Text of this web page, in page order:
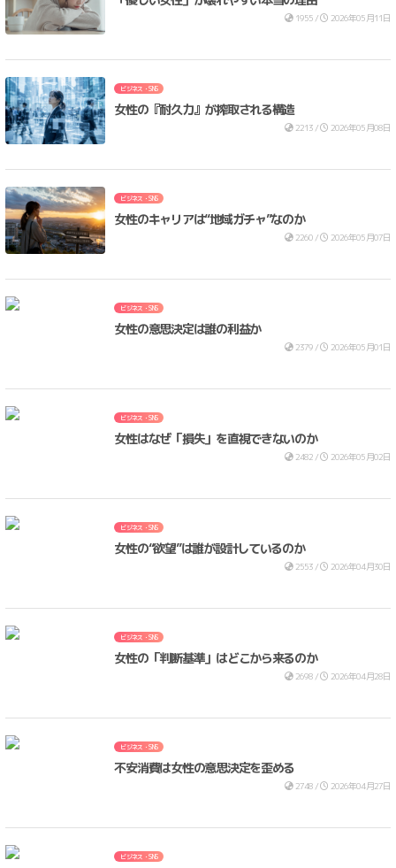
1955 / 2026年05月11日
ビジネス・SNS
女性の『耐久力』が搾取される構造
2213 / 2026年05月08日
ビジネス・SNS
女性のキャリアは“地域ガチャ”なのか
2260 / 2026年05月07日
ビジネス・SNS
女性の意思決定は誰の利益か
2379 / 2026年05月01日
ビジネス・SNS
女性はなぜ「損失」を直視できないのか
2482 / 2026年05月02日
ビジネス・SNS
女性の“欲望”は誰が設計しているのか
2553 / 2026年04月30日
ビジネス・SNS
女性の「判断基準」はどこから来るのか
2698 / 2026年04月28日
ビジネス・SNS
不安消費は女性の意思決定を歪める
2748 / 2026年04月27日
ビジネス・SNS